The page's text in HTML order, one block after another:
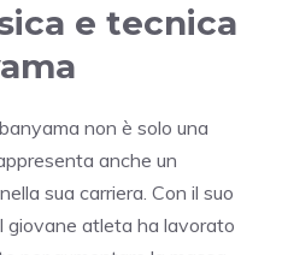
e tecnica
non è solo una
anche un
sua carriera. Con il suo
giovane atleta ha lavorato